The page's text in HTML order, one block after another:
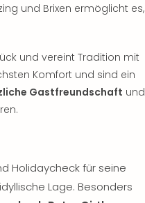
und Brixen ermöglicht es,
und vereint Tradition mit
Komfort und sind ein
Gastfreundschaft und
Holidaycheck für seine
Lage. Besonders